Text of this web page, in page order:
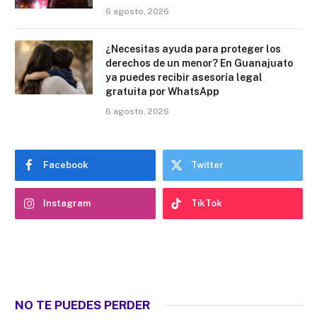
6 agosto, 2026
¿Necesitas ayuda para proteger los
derechos de un menor? En Guanajuato
ya puedes recibir asesoría legal
gratuita por WhatsApp
6 agosto, 2026
Facebook Twitter
Instagram TikTok
NO TE PUEDES PERDER